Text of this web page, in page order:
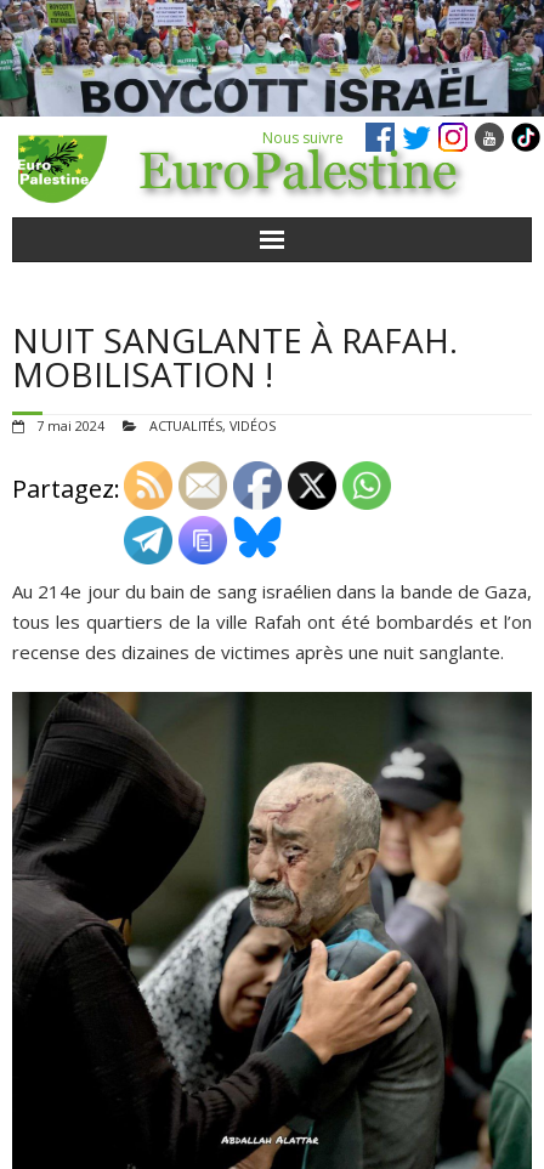
Nous suivre
POUR AGIR
QUI SOMMES-NOUS ?
ADHÉSIONS, DONS, CONTACT
NUIT SANGLANTE À RAFAH.
MOBILISATION !
7 mai 2024 ACTUALITÉS, VIDÉOS
Partagez:
Au 214e jour du bain de sang israélien dans la bande de Gaza,
tous les quartiers de la ville Rafah ont été bombardés et l’on
recense des dizaines de victimes après une nuit sanglante.